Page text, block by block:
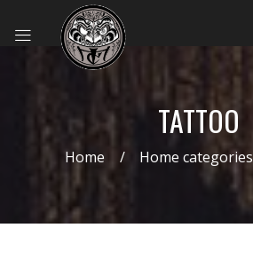
TATTOO
Home Home categories